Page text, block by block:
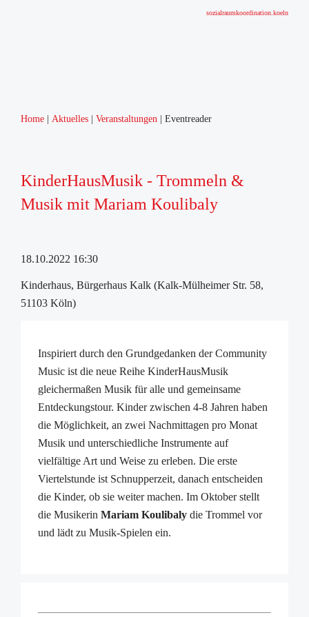
sozialraumkoordination.koeln
Home Aktuelles Veranstaltungen Eventreader
KinderHausMusik - Trommeln &
Musik mit Mariam Koulibaly
18.10.2022 16:30
Kinderhaus, Bürgerhaus Kalk (Kalk-Mülheimer Str. 58,
51103 Köln)
Inspiriert durch den Grundgedanken der Community
Music ist die neue Reihe KinderHausMusik
gleichermaßen Musik für alle und gemeinsame
Entdeckungstour. Kinder zwischen 4-8 Jahren haben
die Möglichkeit, an zwei Nachmittagen pro Monat
Musik und unterschiedliche Instrumente auf
vielfältige Art und Weise zu erleben. Die erste
Viertelstunde ist Schnupperzeit, danach entscheiden
die Kinder, ob sie weiter machen. Im Oktober stellt
die Musikerin Mariam Koulibaly die Trommel vor
und lädt zu Musik-Spielen ein.